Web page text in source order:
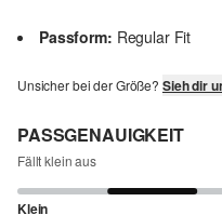
Passform: Regular Fit
Unsicher bei der Größe? Sieh dir
PASSGENAUIGKEIT
Fällt klein aus
Klein